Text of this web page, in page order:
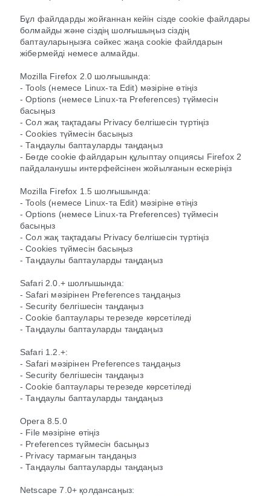
Бұл файлдарды жойғаннан кейін сізде cookie файлдары
болмайды және сіздің шолғышыңыз сіздің
баптауларыңызға сәйкес жаңа cookie файлдарын
жібермейді немесе алмайды.
Mozilla Firefox 2.0 шолғышында:
- Tools (немесе Linux-та Edit) мәзіріне өтіңіз
- Options (немесе Linux-та Preferences) түймесін
басыңыз
- Сол жақ тақтадағы Privacy белгішесін түртіңіз
- Cookies түймесін басыңыз
- Таңдаулы баптауларды таңдаңыз
- Бөгде cookie файлдарын құлыптау опциясы Firefox 2
пайдаланушы интерфейсінен жойылғанын ескеріңіз
Mozilla Firefox 1.5 шолғышында:
- Tools (немесе Linux-та Edit) мәзіріне өтіңіз
- Options (немесе Linux-та Preferences) түймесін
басыңыз
- Сол жақ тақтадағы Privacy белгішесін түртіңіз
- Cookies түймесін басыңыз
- Таңдаулы баптауларды таңдаңыз
Safari 2.0.+ шолғышында:
- Safari мәзірінен Preferences таңдаңыз
- Security белгішесін таңдаңыз
- Cookie баптаулары терезеде көрсетіледі
- Таңдаулы баптауларды таңдаңыз
Safari 1.2.+:
- Safari мәзірінен Preferences таңдаңыз
- Security белгішесін таңдаңыз
- Cookie баптаулары терезеде көрсетіледі
- Таңдаулы баптауларды таңдаңыз
Opera 8.5.0
- File мәзіріне өтіңіз
- Preferences түймесін басыңыз
- Privacy тармағын таңдаңыз
- Таңдаулы баптауларды таңдаңыз
Netscape 7.0+ қолдансаңыз: